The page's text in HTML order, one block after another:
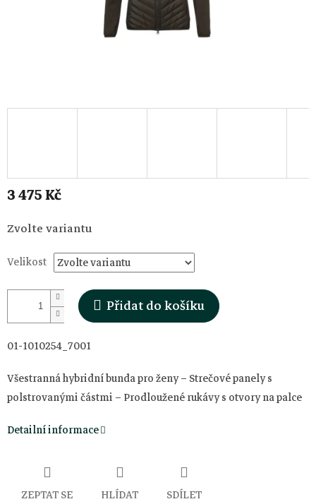
3 475 Kč
Měrná
cena:
Zvolte variantu
Velikost
Přidat do košíku
01-1010254_7001
Všestranná hybridní bunda pro ženy – Strečové panely s
polstrovanými částmi – Prodloužené rukávy s otvory na palce
Detailní informace
ZEPTAT SE HLÍDAT SDÍLET